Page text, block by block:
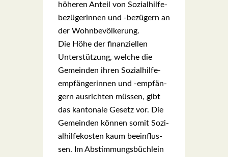
höhe­ren Anteil von Sozi­al­hil­fe­
be­zü­ge­rin­nen und ‑bezü­gern an
der Wohn­be­völ­ke­rung.
Die Höhe der finan­zi­el­len
Unter­stüt­zung, wel­che die
Gemein­den ihren Sozi­al­hil­fe­
emp­fän­ge­rin­nen und ‑emp­fän­
gern aus­rich­ten müs­sen, gibt
das kan­to­na­le Gesetz vor. Die
Gemein­den kön­nen somit Sozi­
al­hil­fe­kos­ten kaum beein­flus­
sen. Im Abstim­mungs­büch­lein